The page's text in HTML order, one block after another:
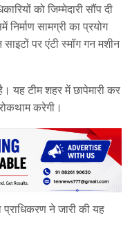
को जिम्मेदारी सौंप दी
सामग्री का प्रयोग
पर एंटी स्मॉग गन मशीन
यह टीम शहर में छापेमारी कर
करेगी।
ने जारी की यह